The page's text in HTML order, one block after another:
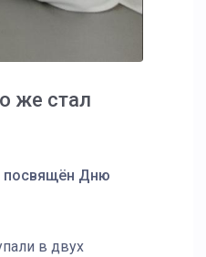
же стал
посвящён Дню
в двух